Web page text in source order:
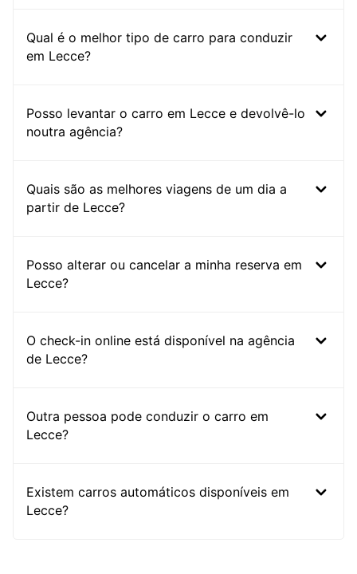
Qual é o melhor tipo de carro para conduzir
em Lecce?
Posso levantar o carro em Lecce e devolvê-lo
noutra agência?
Quais são as melhores viagens de um dia a
partir de Lecce?
Posso alterar ou cancelar a minha reserva em
Lecce?
O check-in online está disponível na agência
de Lecce?
Outra pessoa pode conduzir o carro em
Lecce?
Existem carros automáticos disponíveis em
Lecce?